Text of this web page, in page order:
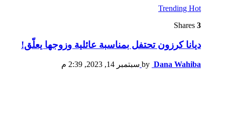
Trending Hot
3
ديانا كرزون تحتفل بمناسبة عائلية وزوجها يعلّق!
by Dana Wahiba سبتمبر 14, 2023, 2:39 م